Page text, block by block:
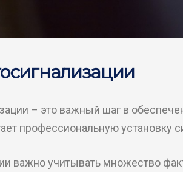
– это важный шаг в
профессиональную установку
важно учитывать множество